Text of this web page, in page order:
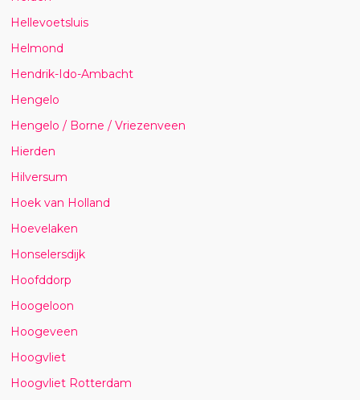
Hellevoetsluis
Helmond
Hendrik-Ido-Ambacht
Hengelo
Hengelo / Borne / Vriezenveen
Hierden
Hilversum
Hoek van Holland
Hoevelaken
Honselersdijk
Hoofddorp
Hoogeloon
Hoogeveen
Hoogvliet
Hoogvliet Rotterdam